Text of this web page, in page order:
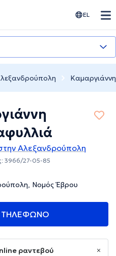
EL
Αλεξανδρούπολη
3966/27-05-85
Νομός Έβρου
ΤΗΛΕΦΩΝΟ
ραντεβού